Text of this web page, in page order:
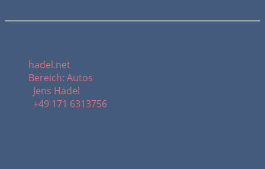
hadel.net
Bereich: Autos
Jens Hadel
+49 171 6313756